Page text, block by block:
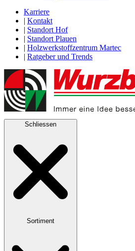
Karriere
| Kontakt
| Standort Hof
| Standort Plauen
| Holzwerkstoffzentrum Martec
| Ratgeber und Trends
Schliessen
Sortiment